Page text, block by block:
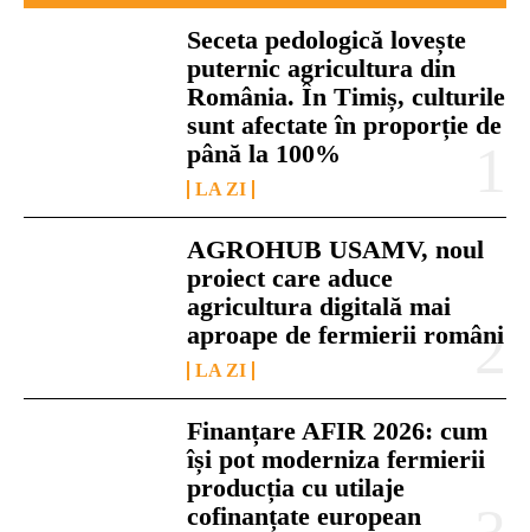
Seceta pedologică lovește
puternic agricultura din
România. În Timiș, culturile
sunt afectate în proporție de
până la 100%
LA ZI
AGROHUB USAMV, noul
proiect care aduce
agricultura digitală mai
aproape de fermierii români
LA ZI
Finanțare AFIR 2026: cum
își pot moderniza fermierii
producția cu utilaje
cofinanțate european